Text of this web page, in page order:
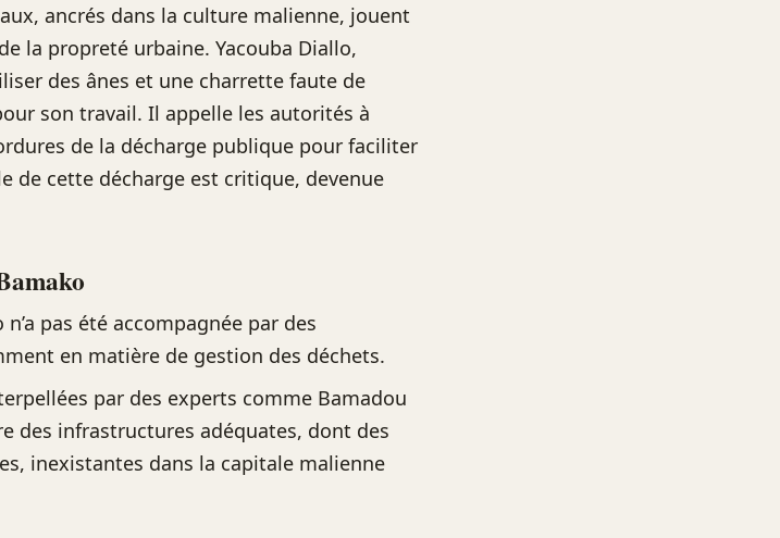
ancrés dans la culture malienne, jouent
la propreté urbaine. Yacouba Diallo,
des ânes et une charrette faute de
son travail. Il appelle les autorités à
de la décharge publique pour faciliter
de cette décharge est critique, devenue
pas été accompagnée par des
en matière de gestion des déchets.
par des experts comme Bamadou
des infrastructures adéquates, dont des
inexistantes dans la capitale malienne